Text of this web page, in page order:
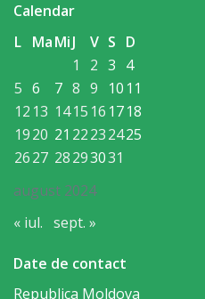
Organigrama
Regulament
Consiliul
local
Secretarul
Consiliului
Consilieri
Calendar
august 2024
L MaMiJ V S D
1
2 3 4
5 6 7 8 9 10 11
12 13 1415 16 1718
1920 21 22232425
2627 28293031
« iul. sept. »
Date de contact
Republica Moldova